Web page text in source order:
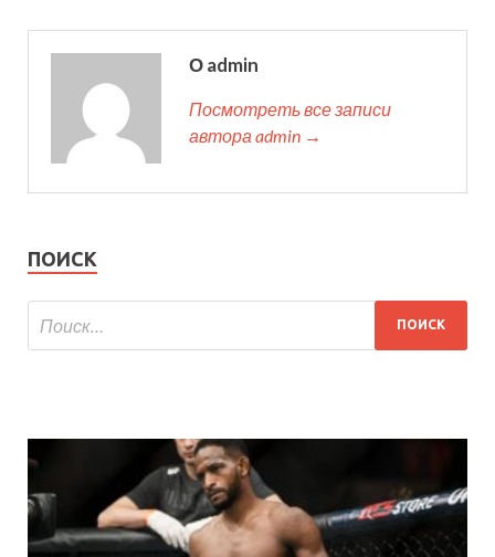
О admin
Посмотреть все записи
автора admin →
ПОИСК